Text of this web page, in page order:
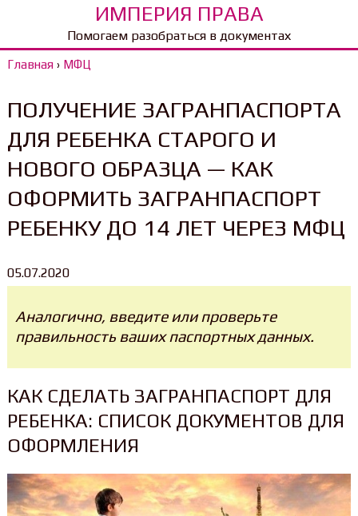
ИМПЕРИЯ ПРАВА
Помогаем разобраться в документах
Главная› МФЦ
ПОЛУЧЕНИЕ ЗАГРАНПАСПОРТА
ДЛЯ РЕБЕНКА СТАРОГО И
НОВОГО ОБРАЗЦА — КАК
ОФОРМИТЬ ЗАГРАНПАСПОРТ
РЕБЕНКУ ДО 14 ЛЕТ ЧЕРЕЗ МФЦ
05.07.2020
Аналогично, введите или проверьте
правильность ваших паспортных данных.
КАК СДЕЛАТЬ ЗАГРАНПАСПОРТ ДЛЯ
РЕБЕНКА: СПИСОК ДОКУМЕНТОВ ДЛЯ
ОФОРМЛЕНИЯ